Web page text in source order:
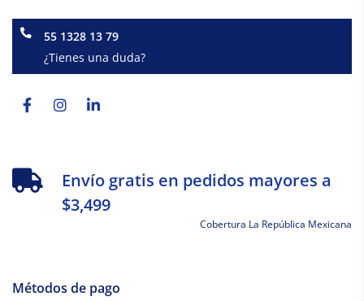
55 1328 13 79
¿Tienes una duda?
f
Envío gratis en pedidos mayores a
$3,499
Cobertura La República Mexicana
Métodos de pago